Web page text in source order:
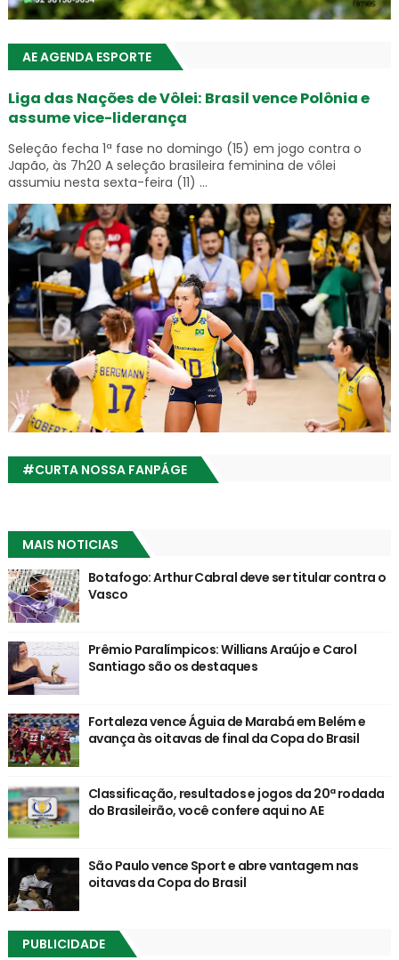
AE AGENDA ESPORTE
Liga das Nações de Vôlei: Brasil vence Polônia e
assume vice-liderança
Seleção fecha 1ª fase no domingo (15) em jogo contra o
Japão, às 7h20 A seleção brasileira feminina de vôlei
assumiu nesta sexta-feira (11) ...
#CURTA NOSSA FANPÁGE
MAIS NOTICIAS
Botafogo: Arthur Cabral deve ser titular contra o
Vasco
Prêmio Paralímpicos: Willians Araújo e Carol
Santiago são os destaques
Fortaleza vence Águia de Marabá em Belém e
avança às oitavas de final da Copa do Brasil
Classificação, resultados e jogos da 20ª rodada
do Brasileirão, você confere aqui no AE
São Paulo vence Sport e abre vantagem nas
oitavas da Copa do Brasil
PUBLICIDADE